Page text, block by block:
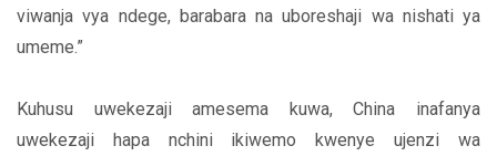
viwanja vya ndege, barabara na uboreshaji wa nishati ya
umeme.”
Kuhusu uwekezaji amesema kuwa, China inafanya
uwekezaji hapa nchini ikiwemo kwenye ujenzi wa